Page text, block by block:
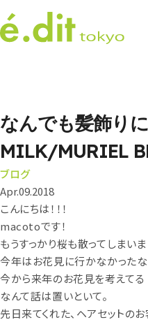
なんでも髪飾り
MILK/MURIEL
ブログ
Apr.09.2018
こんにちは！！！
macotoです！
もうすっかり桜も散ってしまい
今年はお花見に行かなかったな
今から来年のお花見を考えてる
なんて話は置いといて。
先日来てくれた、ヘアセットのお